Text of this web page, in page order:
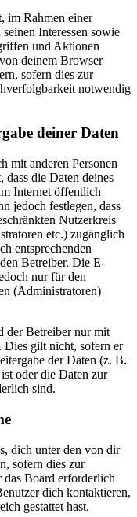
im Rahmen einer
Interessen sowie
und Aktionen
deinem Browser
sofern dies zur
notwendig
deiner Daten
mit anderen Personen
die Daten deines
Internet öffentlich
jedoch festlegen, dass
Nutzerkreis
etc.) zugänglich
entsprechenden
Betreiber. Die E-
nur für den
(Administratoren)
der Betreiber nur mit
Dies gilt nicht, sofern er
der Daten (z. B.
oder die Daten zur
sind.
dich unter den von dir
sofern dies zur
Board erforderlich
dich kontaktieren,
gestattet hast.